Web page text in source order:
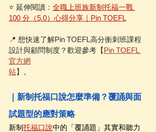
⭐️ 延伸閱讀： 全職上班族新制托福一戰
100 分（5.0）心得分享｜Pin TOEFL
📍 想快速了解Pin TOEFL高分衝刺班課程
設計與顧問制度？歡迎參考【Pin TOEFL
官方網
站】。
｜新制托福口說怎麼準備？覆誦與面
試題型的應對策略
新制 托福口說中的「覆誦題」其實和聽力